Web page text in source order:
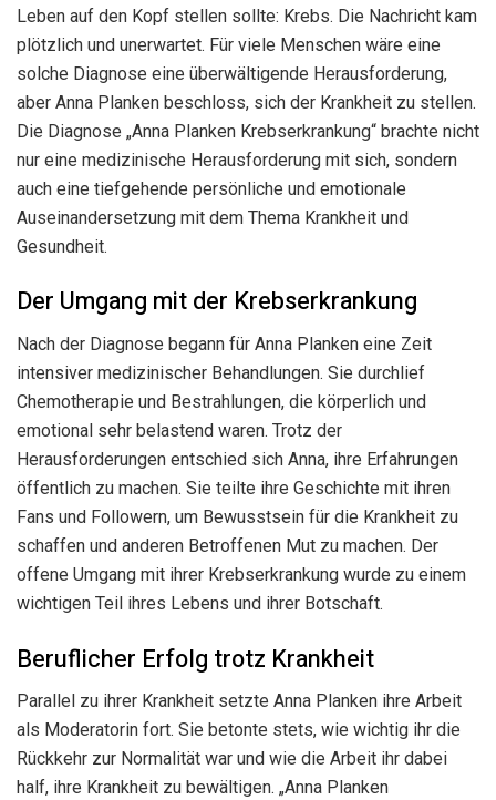
Leben auf den Kopf stellen sollte: Krebs. Die Nachricht kam
plötzlich und unerwartet. Für viele Menschen wäre eine
solche Diagnose eine überwältigende Herausforderung,
aber Anna Planken beschloss, sich der Krankheit zu stellen.
Die Diagnose „Anna Planken Krebserkrankung“ brachte nicht
nur eine medizinische Herausforderung mit sich, sondern
auch eine tiefgehende persönliche und emotionale
Auseinandersetzung mit dem Thema Krankheit und
Gesundheit.
Der Umgang mit der Krebserkrankung
Nach der Diagnose begann für Anna Planken eine Zeit
intensiver medizinischer Behandlungen. Sie durchlief
Chemotherapie und Bestrahlungen, die körperlich und
emotional sehr belastend waren. Trotz der
Herausforderungen entschied sich Anna, ihre Erfahrungen
öffentlich zu machen. Sie teilte ihre Geschichte mit ihren
Fans und Followern, um Bewusstsein für die Krankheit zu
schaffen und anderen Betroffenen Mut zu machen. Der
offene Umgang mit ihrer Krebserkrankung wurde zu einem
wichtigen Teil ihres Lebens und ihrer Botschaft.
Beruflicher Erfolg trotz Krankheit
Parallel zu ihrer Krankheit setzte Anna Planken ihre Arbeit
als Moderatorin fort. Sie betonte stets, wie wichtig ihr die
Rückkehr zur Normalität war und wie die Arbeit ihr dabei
half, ihre Krankheit zu bewältigen. „Anna Planken